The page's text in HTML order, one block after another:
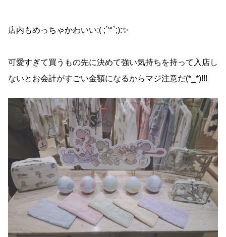
店内もめっちゃかわいい:( ;´꒳`;):✨
可愛すぎて買うもの先に決めて強い気持ちを持って入店し
ないとお会計がすごい金額になるからマジ注意だ(*_*)!!!